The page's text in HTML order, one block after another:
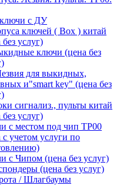
с ДУ
ключей ( Box ) китай
услуг)
ключи (цена без
для выкидных,
и"smart key" (цена без
сигнализ., пульты китай
услуг)
с местом под чип TP00
с учетом услуги по
с Чипом (цена без услуг)
(цена без услуг)
/ Шлагбаумы